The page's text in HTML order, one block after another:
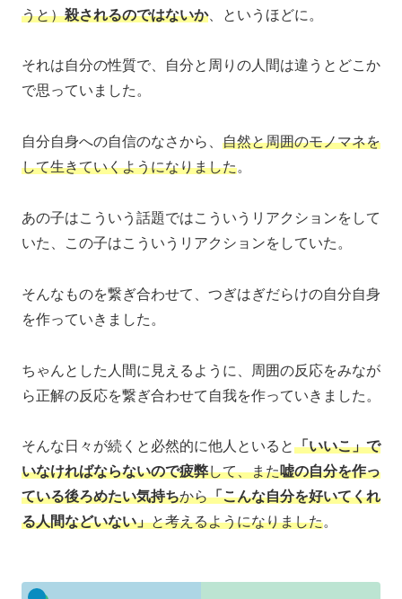
うと）殺されるのではないか、というほどに。
それは自分の性質で、自分と周りの人間は違うとどこか
で思っていました。
自分自身への自信のなさから、 自然と周囲のモノマネを
して生きていくようになりました。
あの子はこういう話題ではこういうリアクションをして
いた、この子はこういうリアクションをしていた。
そんなものを繋ぎ合わせて、つぎはぎだらけの自分自身
を作っていきました。
ちゃんとした人間に見えるように、周囲の反応をみなが
ら正解の反応を繋ぎ合わせて自我を作っていきました。
そんな日々が続くと必然的に他人といると「いいこ」で
いなければならないので疲弊して、また嘘の自分を作っ
ている後ろめたい気持ちから「こんな自分を好いてくれ
る人間などいない」と考えるようになりました。